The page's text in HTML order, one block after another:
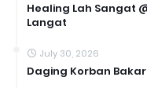
Healing Lah Sangat
Langat
July 30, 2026
Daging Korban